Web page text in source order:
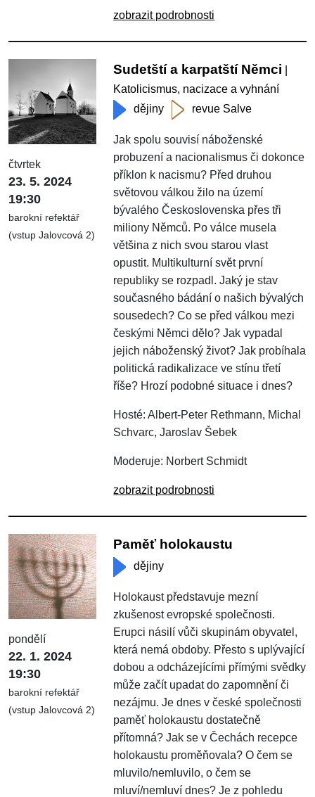
zobrazit podrobnosti
čtvrtek
23. 5. 2024
19:30
barokní refektář
(vstup Jalovcová 2)
Sudetští a karpatští Němci
Katolicismus, nacizace a vyhnání
dějiny
revue Salve
Jak spolu souvisí náboženské
probuzení a nacionalismus či dokonce
příklon k nacismu? Před druhou
světovou válkou žilo na území
bývalého Československa přes tři
miliony Němců. Po válce musela
většina z nich svou starou vlast
opustit. Multikulturní svět první
republiky se rozpadl. Jaký je stav
současného bádání o našich bývalých
sousedech? Co se před válkou mezi
českými Němci dělo? Jak vypadal
jejich náboženský život? Jak probíhala
politická radikalizace ve stínu třetí
říše? Hrozí podobné situace i dnes?
Hosté: Albert-Peter Rethmann, Michal
Schvarc, Jaroslav Šebek
Moderuje: Norbert Schmidt
zobrazit podrobnosti
pondělí
22. 1. 2024
19:30
barokní refektář
(vstup Jalovcová 2)
Paměť holokaustu
dějiny
Holokaust představuje mezní
zkušenost evropské společnosti.
Erupci násilí vůči skupinám obyvatel,
která nemá obdoby. Přesto s uplývající
dobou a odcházejícími přímými svědky
může začít upadat do zapomnění či
nezájmu. Je dnes v české společnosti
paměť holokaustu dostatečně
přítomná? Jak se v Čechách recepce
holokaustu proměňovala? O čem se
mluvilo/nemluvilo, o čem se
mluví/nemluví dnes? Je z pohledu